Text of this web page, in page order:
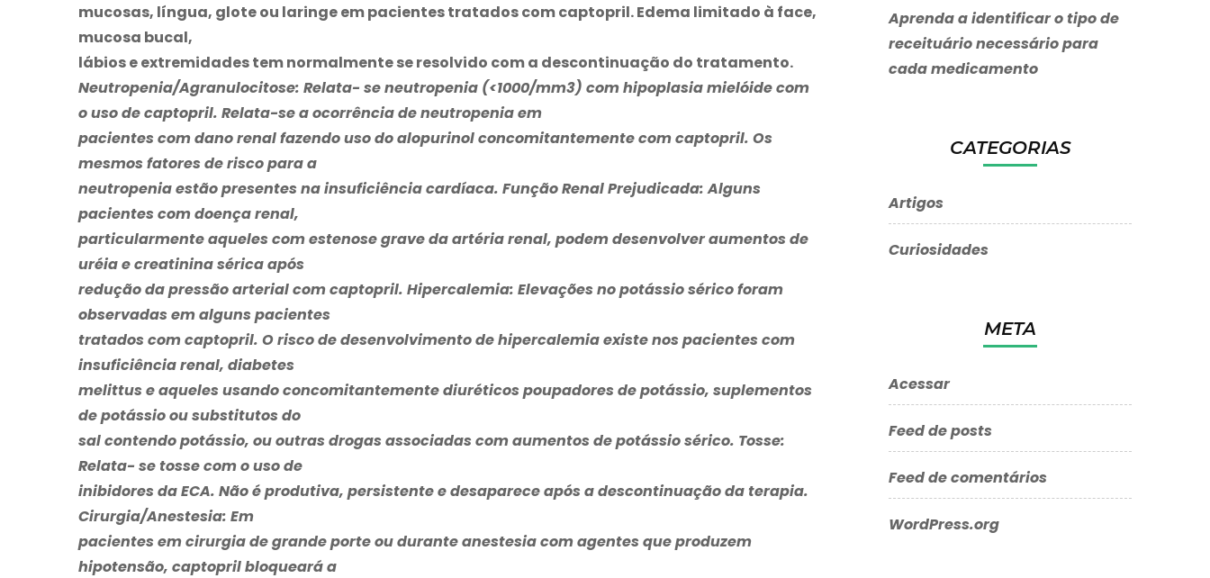
mucosas, língua, glote ou laringe em pacientes tratados com captopril. Edema limitado à face,
mucosa bucal,
lábios e extremidades tem normalmente se resolvido com a descontinuação do tratamento.
Neutropenia/Agranulocitose: Relata- se neutropenia (<1000/mm3) com hipoplasia mielóide com
o uso de captopril. Relata-se a ocorrência de neutropenia em
pacientes com dano renal fazendo uso do alopurinol concomitantemente com captopril. Os
mesmos fatores de risco para a
neutropenia estão presentes na insuficiência cardíaca. Função Renal Prejudicada:Alguns
pacientes com doença renal,
particularmente aqueles com estenose grave da artéria renal, podem desenvolver aumentos de
uréia e creatinina sérica após
redução da pressão arterial com captopril. Hipercalemia: Elevações no potássio sérico foram
observadas em alguns pacientes
tratados com captopril. O risco de desenvolvimento de hipercalemia existe nos pacientes com
insuficiência renal, diabetes
melittus e aqueles usando concomitantemente diuréticos poupadores de potássio, suplementos
de potássio ou substitutos do
sal contendo potássio, ou outras drogas associadas com aumentos de potássio sérico. Tosse:
Relata- se tosse com o uso de
inibidores da ECA. Não é produtiva, persistente e desaparece após a descontinuação da terapia.
Cirurgia/Anestesia: Em
pacientes em cirurgia de grande porte ou durante anestesia com agentes que produzem
hipotensão, captopril bloqueará a
Aprenda a identificar o tipo de
receituário necessário para
cada medicamento
CATEGORIAS
Artigos
Curiosidades
META
Acessar
Feed de posts
Feed de comentários
WordPress.org